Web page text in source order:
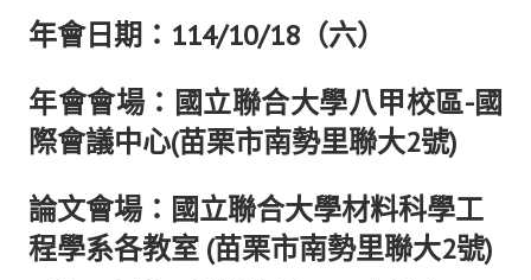
傑出服務貢獻獎設置辦法
學會章程
追憶盧善棟前理事長
年會日期：114/10/18（六）
年會會場：國立聯合大學八甲校區-國
際會議中心(苗栗市南勢里聯大2號)
論文會場：國立聯合大學材料科學工
程學系各教室 (苗栗市南勢里聯大2號)